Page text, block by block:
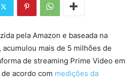
pela Amazon e baseada na
, acumulou mais de 5 milhões de
de streaming Prime Video em
acordo com medições da